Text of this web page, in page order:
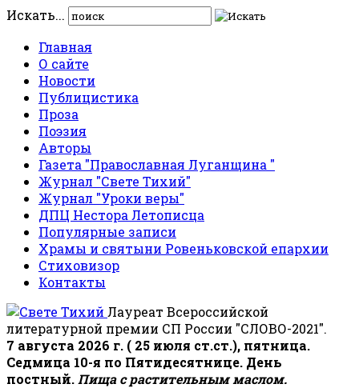
Искать...
Главная
О сайте
Новости
Публицистика
Проза
Поэзия
Авторы
Газета "Православная Луганщина "
Журнал "Свете Тихий"
Журнал "Уроки веры"
ДПЦ Нестора Летописца
Популярные записи
Храмы и святыни Ровеньковской епархии
Стиховизор
Контакты
Лауреат Всероссийской
литературной премии СП России "СЛОВО-2021".
7 августа 2026 г. ( 25 июля ст.ст.), пятница.
Седмица 10-я по Пятидесятнице. День
постный. Пища с растительным маслом.